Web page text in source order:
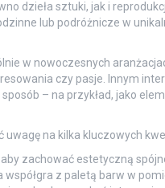
dzieła sztuki, jak i
lub podróżnicze w
w nowoczesnych
czy pasje. Innym
– na przykład, jako
na kilka kluczowych
zachować estetyczną
z paletą barw w